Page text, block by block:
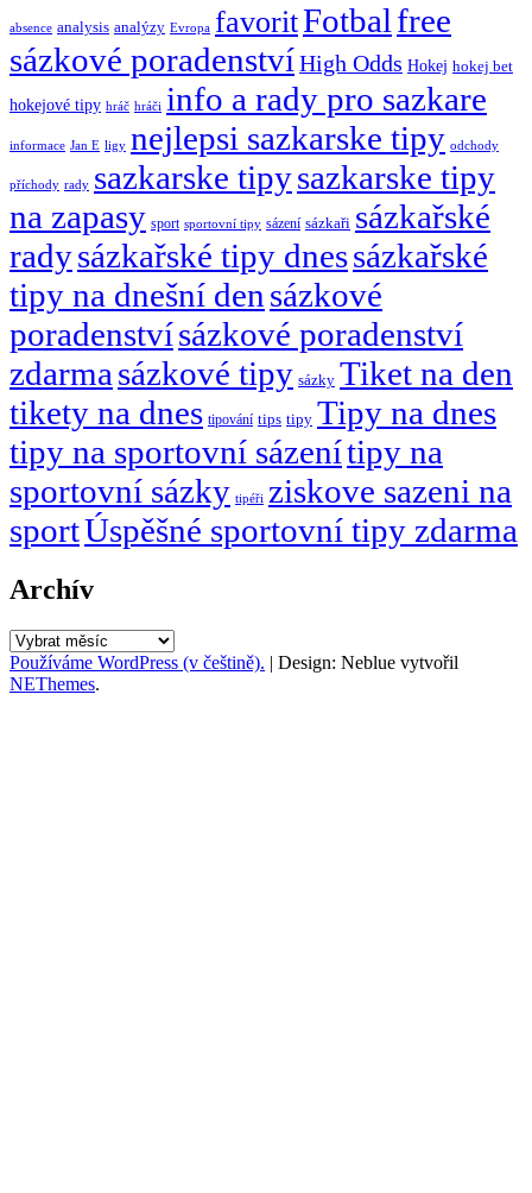
absence analysis analýzy Evropa favoritFotbal free
sázkové poradenstvíHigh Odds Hokej hokej bet
hokejové tipy hráč hráči info a rady pro sazkare
informace Jan E ligy nejlepsi sazkarske tipy odchody
příchody rady sazkarske tipysazkarske tipy
na zapasy sport sportovní tipy sázení sázkaři sázkařské
radysázkařské tipy dnessázkařské
tipy na dnešní den sázkové
poradenstvísázkové poradenství
zdarma sázkové tipy sázky Tiket na den
tikety na dnes tipování tips tipy Tipy na dnes
tipy na sportovní sázenítipy na
sportovní sázky tipéři ziskove sazeni na
sportÚspěšné sportovní tipy zdarma
Archív
Archív
Používáme WordPress (v češtině). | Design: Neblue vytvořil
NEThemes.